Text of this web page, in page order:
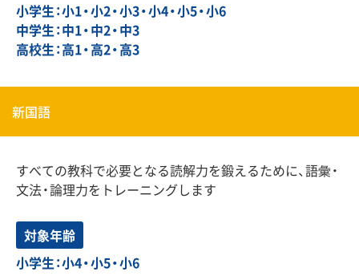
小学生：小1・小2・小3・小4・小5・小6
中学生：中1・中2・中3
高校生：高1・高2・高3
新国語
すべての教科で必要となる読解力を鍛えるために、語彙・
文法・論理力をトレーニングします
対象年齢
小学生：小4・小5・小6